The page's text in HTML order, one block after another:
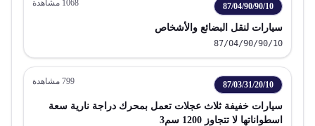
87/04/90/90/10
1068 مشاهدة
سيارات لنقل البضائع والأشخاص
87/04/90/90/10
87/03/31/20/10
799 مشاهدة
سيارات خفيفة ثلاث عجلات تعمل بمحرك دراجة نارية سعة
اسطواناتها لا تتجاوز 1200 سم3